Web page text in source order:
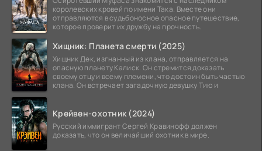
королевских кровей по имени Така. Вместе они
отправляются в судьбоносное опасное путешествие,
которое проверит их дружбу на прочность.
Хищник: Планета смерти (2025)
Хищник Дек, изгнанный из клана, отправляется на
опасную планету Калиск. Он стремится доказать
своему отцу и всему племени, что достоин быть частью
клана. Он встречает загадочную девушку Тию и
Крейвен-охотник (2024)
Русский иммигрант Сергей Кравинофф должен
доказать, что он величайший охотник в мире.